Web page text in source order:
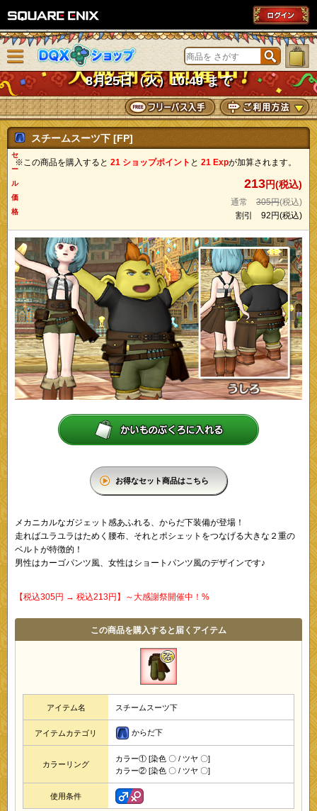
DQXショップ
8月25日（火）10:49 まで
ニューを閉じる
スチームスーツ下 [FP]
※この商品を購入すると 21 ショップポイント と 21 Expが加算されます。
セ
ー
ル
価
格
213円(税込)
通常 305円(税込)
割引 92円(税込)
お得なセット商品はこちら
メカニカルなガジェット感あふれる、からだ下装備が登場！
走ればユラユラはためく腰布、それとポシェットをつなげる大きな２重の
ベルトが特徴的！
男性はカーゴパンツ風、女性はショートパンツ風のデザインです♪
【税込305円 → 税込213円】～大感謝祭開催中！%
この商品を購入すると届くアイテム
アイテム名 スチームスーツ下
アイテムカテゴリ からだ下
カラーリング
カラー① [染色 〇 / ツヤ 〇]
カラー② [染色 〇 / ツヤ 〇]
使用条件